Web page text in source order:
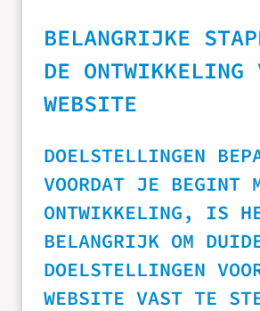
BELANGRIJKE
DE ONTWIKKELING
WEBSITE
DOELSTELLINGEN
VOORDAT JE BEGINT
ONTWIKKELING, IS
BELANGRIJK OM
DOELSTELLINGEN
WEBSITE VAST TE